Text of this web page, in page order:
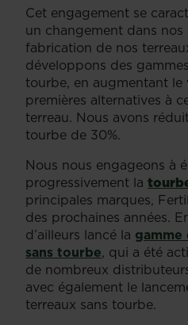
Cet engagement se
un changement dans nos
fabrication de nos
développons des
tourbe, en augmentant le
premières alternatives à
terreau. Nous avons
tourbe de 30%.
Nous nous engageons à
progressivement la
principales marques,
des prochaines années.
d’ailleurs lancé la
sans tourbe, qui a été
de nombreux
avec également le
terreaux sans tourbe.